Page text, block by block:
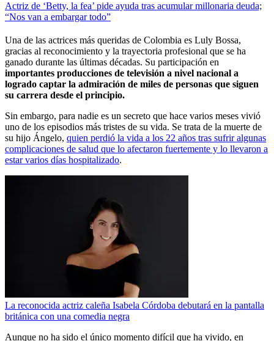
Actriz de ‘Betty, la fea’ pide ayuda tras acumular millonaria deuda;
“Nos van a embargar todo”
Una de las actrices más queridas de Colombia es Luly Bossa,
gracias al reconocimiento y la trayectoria profesional que se ha
ganado durante las últimas décadas. Su participación en
importantes producciones de televisión a nivel nacional a
logrado captar la admiración de miles de personas que siguen
su carrera desde el principio.
Sin embargo, para nadie es un secreto que hace varios meses vivió
uno de los episodios más tristes de su vida. Se trata de la muerte de
su hijo Ángelo, quien perdió la vida a los 22 años tras sufrir algunas
complicaciones de salud que lo afectaron fuertemente y lo llevaron a
estar varios días hospitalizado.
La reconocida actriz caleña Isabela Córdoba debutará en la pantalla
británica con una comedia negra
Aunque no ha sido el único momento difícil que ha vivido, en